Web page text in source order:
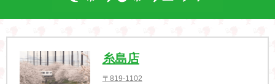
糸島店
〒819-1102